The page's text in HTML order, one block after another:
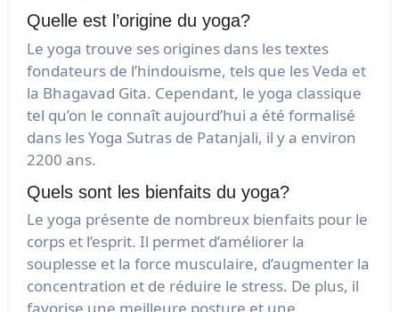
Quelle est l’origine du yoga?
Le yoga trouve ses origines dans les textes
fondateurs de l’hindouisme, tels que les Veda et
la Bhagavad Gita. Cependant, le yoga classique
tel qu’on le connaît aujourd’hui a été formalisé
dans les Yoga Sutras de Patanjali, il y a environ
2200 ans.
Quels sont les bienfaits du yoga?
Le yoga présente de nombreux bienfaits pour le
corps et l’esprit. Il permet d’améliorer la
souplesse et la force musculaire, d’augmenter la
concentration et de réduire le stress. De plus, il